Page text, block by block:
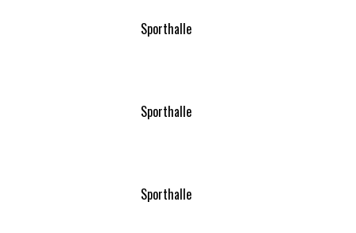
Sporthalle
Sporthalle
Sporthalle